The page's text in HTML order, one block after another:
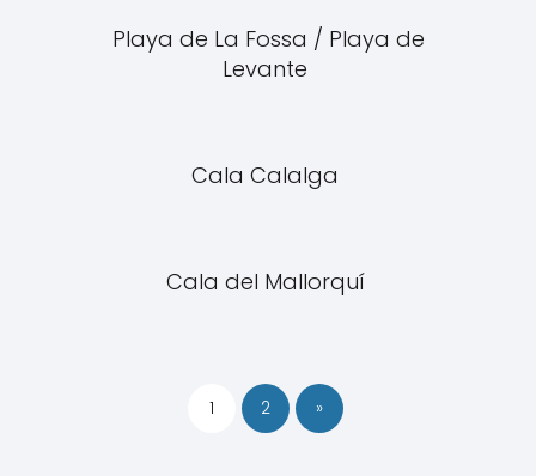
Playa de La Fossa / Playa de
Levante
Cala Calalga
Cala del Mallorquí
1 2 »